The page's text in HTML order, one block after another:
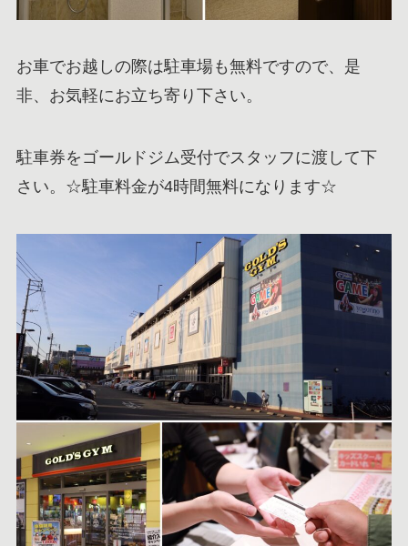
お車でお越しの際は駐車場も無料ですので、是
非、お気軽にお立ち寄り下さい。
駐車券をゴールドジム受付でスタッフに渡して下
さい。☆駐車料金が4時間無料になります☆